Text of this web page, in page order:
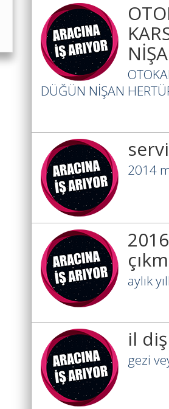
NİŞA
DÜĞÜN NİŞAN
2014
aylık
il
gezi